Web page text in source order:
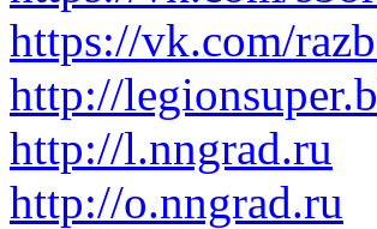
https://vk.com/
http://
http://l.nngrad.ru
http://o.nngrad.ru